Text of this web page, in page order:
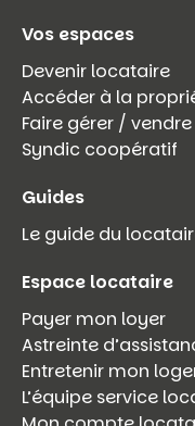
Vos espaces
Devenir locataire
Accéder à la
Faire gérer /
Syndic coopératif
Guides
Le guide du
Espace locataire
Payer mon loyer
Astreinte
Entretenir mon
L’équipe service